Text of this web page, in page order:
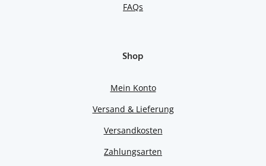
FAQs
Shop
Mein Konto
Versand & Lieferung
Versandkosten
Zahlungsarten